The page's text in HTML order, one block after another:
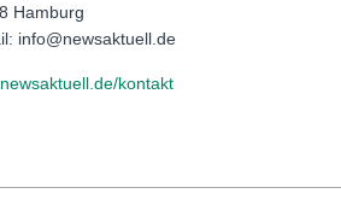
Hamburg
info@newsaktuell.de
kontakt